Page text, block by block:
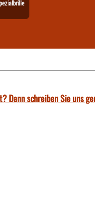
Dann schreiben Sie uns